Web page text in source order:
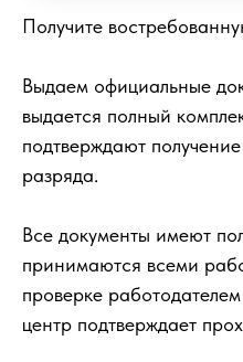
Получите
Выдаем официальные
выдается полный
подтверждают
разряда.
Все документы имеют
принимаются всеми
проверке
центр подтверждает